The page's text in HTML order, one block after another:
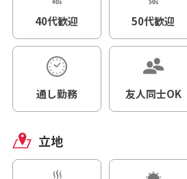
40代歓迎 50代歓迎
通し勤務 友人同士OK
立地